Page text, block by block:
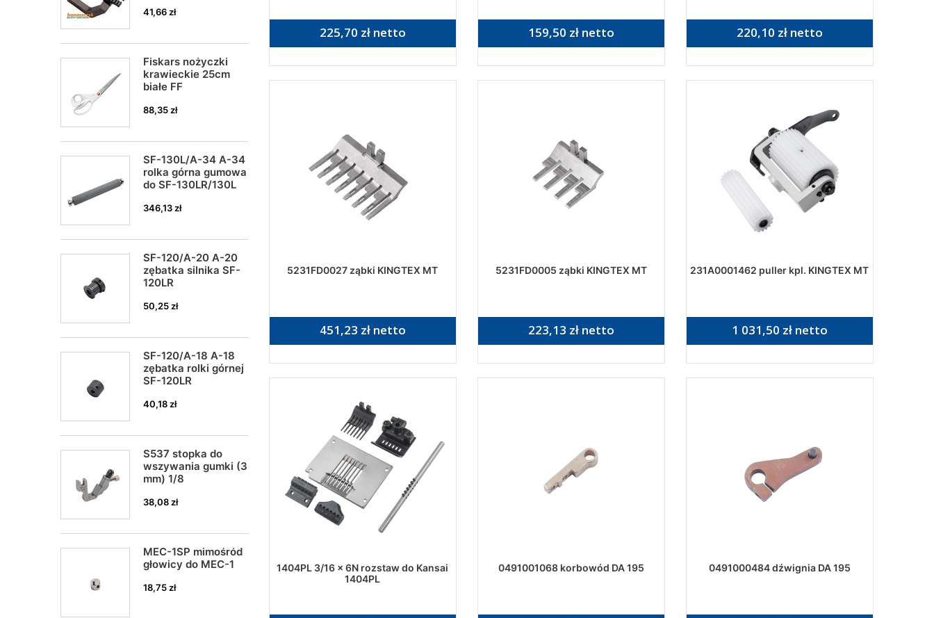
41,66 zł
Fiskars nożyczki
krawieckie 25cm
białe FF
88,35 zł
SF-130L/A-34 A-34
rolka górna gumowa
do SF-130LR/130L
346,13 zł
SF-120/A-20 A-20
zębatka silnika SF-
120LR
50,25 zł
SF-120/A-18 A-18
zębatka rolki górnej
SF-120LR
40,18 zł
S537 stopka do
wszywania gumki (3
mm) 1/8
38,08 zł
MEC-1SP mimośród
głowicy do MEC-1
18,75 zł
225,70 zł netto 159,50 zł netto 220,10 zł netto
5231FD0027 ząbki KINGTEX MT
451,23 zł netto
5231FD0005 ząbki KINGTEX MT
223,13 zł netto
231A0001462 puller kpl. KINGTEX MT
1 031,50 zł netto
1404PL 3/16 x 6N rozstaw do Kansai
1404PL
0491001068 korbowód DA 195 0491000484 dźwignia DA 195